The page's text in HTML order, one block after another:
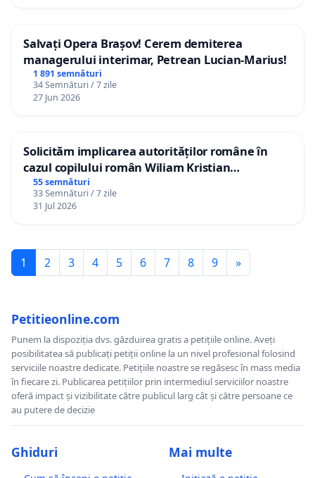
Salvați Opera Brașov! Cerem demiterea
managerului interimar, Petrean Lucian-Marius!
1 891 semnături
34 Semnături / 7 zile
27 Jun 2026
Solicităm implicarea autorităților române în
cazul copilului român Wiliam Kristian
Gheorghe, aflat în plasament în Danemarca de
12 ani
55 semnături
33 Semnături / 7 zile
31 Jul 2026
1 2 3 4 5 6 7 8 9 »
Petitieonline.com
Punem la dispoziția dvs. găzduirea gratis a petițiile online. Aveți
posibilitatea să publicați petiții online la un nivel profesional folosind
serviciile noastre dedicate. Petițiile noastre se regăsesc în mass media
în fiecare zi. Publicarea petițiilor prin intermediul serviciilor noastre
oferă impact și vizibilitate către publicul larg cât și către persoane ce
au putere de decizie
Ghiduri Mai multe